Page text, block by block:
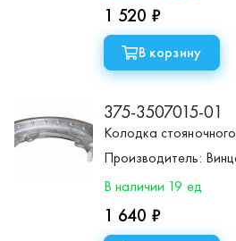
1 520 ₽
В корзину
375-3507015-01
Колодка
Производитель:
В наличии 19 ед
1 640 ₽